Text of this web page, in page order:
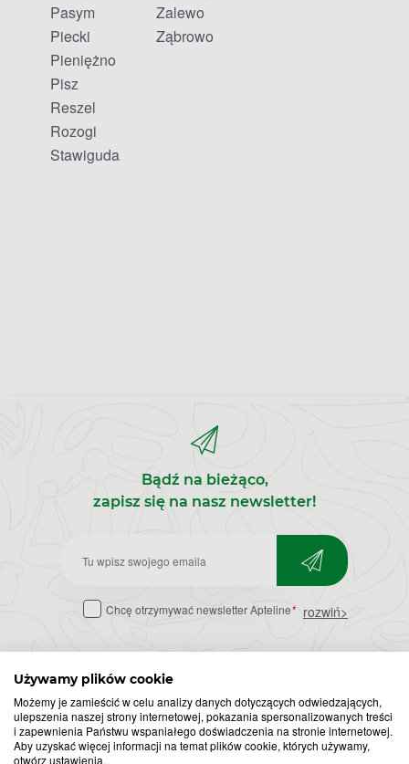
Używamy plików cookie
Możemy je zamieścić w celu analizy danych dotyczących odwiedzających,
ulepszenia naszej strony internetowej, pokazania spersonalizowanych treści
i zapewnienia Państwu wspaniałego doświadczenia na stronie internetowej.
Aby uzyskać więcej informacji na temat plików cookie, których używamy,
otwórz ustawienia.
Pasym
Piecki
Pieniężno
Pisz
Reszel
Rozogi
Stawiguda
Zalewo
Ząbrowo
Bądź na bieżąco,
zapisz się na nasz newsletter!
Zapisz
do
Chcę otrzymywać newsletter Apteline* rozwiń>